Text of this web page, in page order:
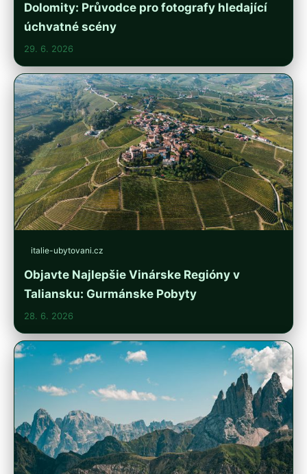
Dolomity: Průvodce pro fotografy hledající
úchvatné scény
29. 6. 2026
italie-ubytovani.cz
Objavte Najlepšie Vinárske Regióny v
Taliansku: Gurmánske Pobyty
28. 6. 2026